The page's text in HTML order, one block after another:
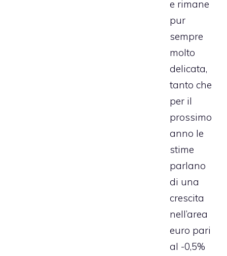
e rimane
pur
sempre
molto
delicata,
tanto che
per il
prossimo
anno le
stime
parlano
di una
crescita
nell’area
euro pari
al -0,5%